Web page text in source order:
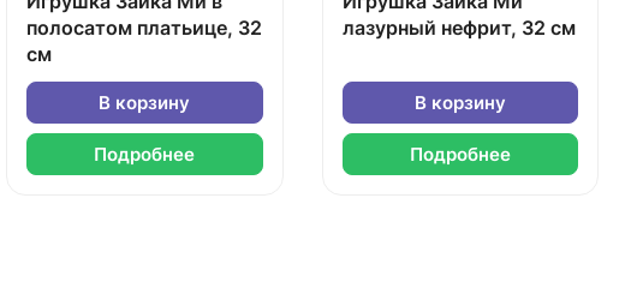
полосатом платьице, 32
см
В корзину
Подробнее
лазурный нефрит, 32 см
В корзину
Подробнее